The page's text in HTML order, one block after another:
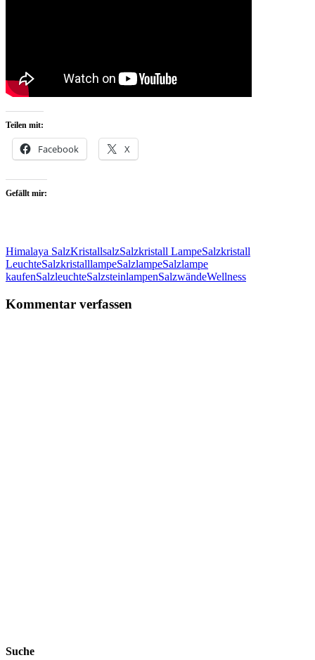
Teilen mit:
Facebook X
Gefällt mir:
Himalaya SalzKristallsalzSalzkristall LampeSalzkristall
LeuchteSalzkristalllampeSalzlampeSalzlampe
kaufenSalzleuchteSalzsteinlampenSalzwändeWellness
Kommentar verfassen
Suche